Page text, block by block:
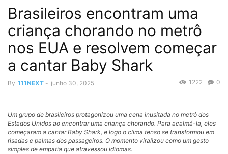
Brasileiros encontram uma
criança chorando no metrô
nos EUA e resolvem começar
a cantar Baby Shark
By 111NEXT - junho 30, 2025 0
1222
Um grupo de brasileiros protagonizou uma cena inusitada no metrô dos
Estados Unidos ao encontrar uma criança chorando. Para acalmá-la, eles
começaram a cantar Baby Shark, e logo o clima tenso se transformou em
risadas e palmas dos passageiros. O momento viralizou como um gesto
simples de empatia que atravessou idiomas.